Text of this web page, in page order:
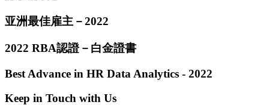
亚洲最佳雇主－2022
2022 RBA認證－白金證書
Best Advance in HR Data Analytics - 2022
Keep in Touch with Us